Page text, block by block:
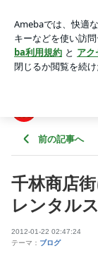
ス！！ | レンタル
アプリをダウン
ょう。
前の記事へ
千林商店
レンタル
2012-01-22 02:47:24
テーマ： ブログ